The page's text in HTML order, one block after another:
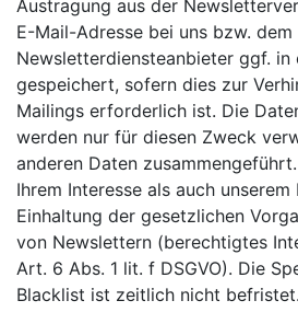
Austragung aus der
E-Mail-Adresse bei uns bzw. dem
Newsletterdiensteanbieter ggf. in
gespeichert, sofern dies zur
Mailings erforderlich ist. Die
werden nur für diesen Zweck
anderen Daten
Ihrem Interesse als auch
Einhaltung der gesetzlichen
von Newslettern (berechtigtes
Art. 6 Abs. 1 lit. f DSGVO). Die
Blacklist ist zeitlich nicht